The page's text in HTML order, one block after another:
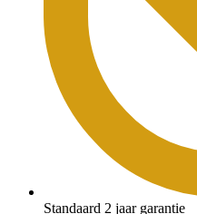
Standaard 2 jaar garantie